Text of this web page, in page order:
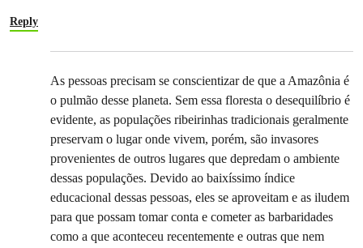
Reply
As pessoas precisam se conscientizar de que a Amazônia é
o pulmão desse planeta. Sem essa floresta o desequilíbrio é
evidente, as populações ribeirinhas tradicionais geralmente
preservam o lugar onde vivem, porém, são invasores
provenientes de outros lugares que depredam o ambiente
dessas populações. Devido ao baixíssimo índice
educacional dessas pessoas, eles se aproveitam e as iludem
para que possam tomar conta e cometer as barbaridades
como a que aconteceu recentemente e outras que nem